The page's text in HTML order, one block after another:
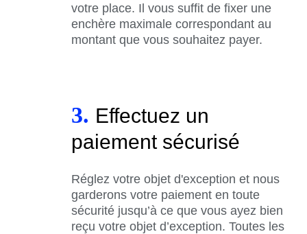
votre place. Il vous suffit de fixer une
enchère maximale correspondant au
montant que vous souhaitez payer.
3. Effectuez un
paiement sécurisé
Réglez votre objet d'exception et nous
garderons votre paiement en toute
sécurité jusqu’à ce que vous ayez bien
reçu votre objet d’exception. Toutes les